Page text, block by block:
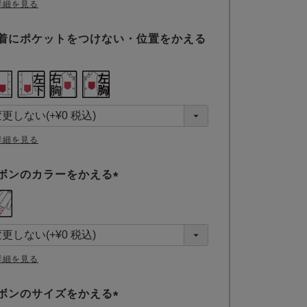
を見る
にポケットをつけない・位置をかえる
を見る
ンのカラーをかえる
須
)
を見る
ンのサイズをかえる